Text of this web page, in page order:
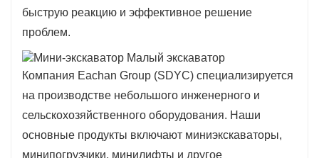
быструю реакцию и эффективное решение
проблем.
Компания Eachan Group (SDYC) специализируется
на производстве небольшого инженерного и
сельскохозяйственного оборудования. Наши
основные продукты включают миниэкскаваторы,
минипогрузчики, минилифты и другое